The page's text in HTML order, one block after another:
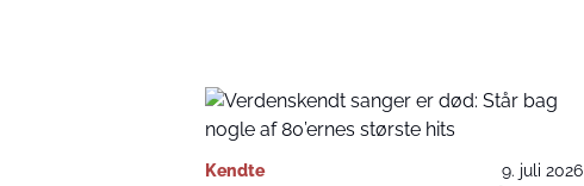
Kendte 9. juli 2026